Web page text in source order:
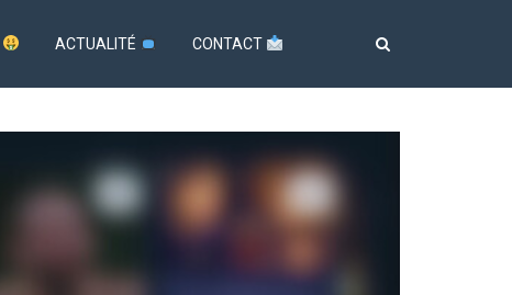
ACTUALITÉ CONTACT